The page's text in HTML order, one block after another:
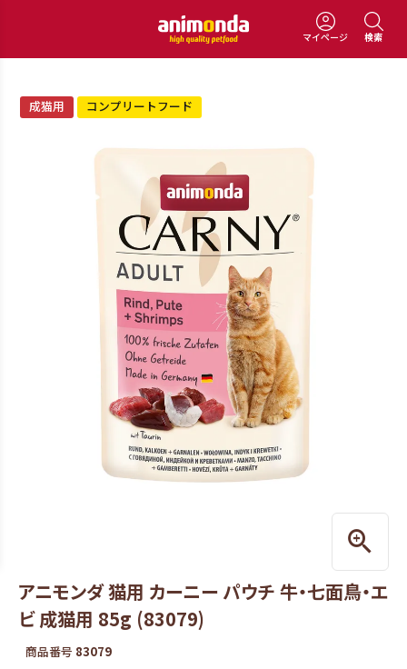
マイページ 検索
成猫用 コンプリートフード
アニモンダ 猫用 カーニー パウチ 牛・七面鳥・エ
ビ 成猫用 85g (83079)
商品番号 83079